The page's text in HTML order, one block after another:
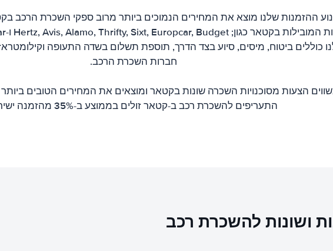
ההזמנות שלנו מוצא את המחירים הנמוכים ביותר מרוב ספקי השכרת הרכב
כוללים ביטוח, מיסים, סיוע בצד הדרך, תוספת תשלום בשדה התעופה
חברות השכרת הרכב.
הצעות מסוכנויות השכרה שונות בקטאר ומוצאים את המחירים הטובים
התעריפים להשכרת רכב ב-קטאר זולים בממוצע ב-35% מהזמנה ישירה.
ושונות להשכרת רכב